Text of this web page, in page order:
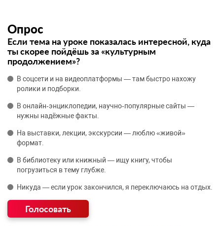
Опрос
Если тема на уроке показалась интересной, куда
ты скорее пойдёшь за «культурным
продолжением»?
В соцсети и на видеоплатформы — там быстро нахожу
ролики и подборки.
В онлайн‑энциклопедии, научно‑популярные сайты —
нужны надёжные факты.
На выставки, лекции, экскурсии — люблю «живой»
формат.
В библиотеку или книжный — ищу книгу, чтобы
погрузиться в тему глубже.
Никуда — если урок закончился, я переключаюсь на отдых.